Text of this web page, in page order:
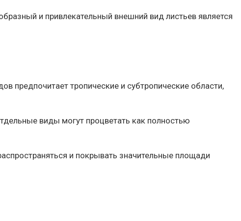
и привлекательный внешний вид листьев является
предпочитает тропические и субтропические области,
виды могут процветать как полностью
и покрывать значительные площади